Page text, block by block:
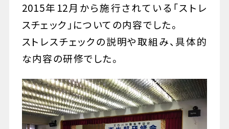
2015年12月から施行されている「ストレ
スチェック」についての内容でした。
ストレスチェックの説明や取組み、具体的
な内容の研修でした。